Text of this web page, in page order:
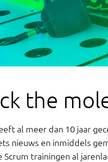
the
al meer dan 10 jaar
nieuws en inmiddels
Scrum trainingen al